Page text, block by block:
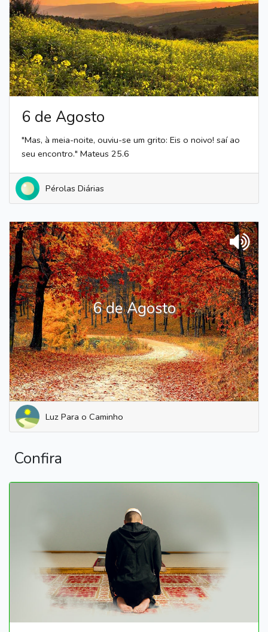
6 de Agosto
"Mas, à meia-noite, ouviu-se um grito: Eis o noivo! saí ao
seu encontro." Mateus 25.6
Pérolas Diárias
6 de Agosto
Luz Para o Caminho
Confira